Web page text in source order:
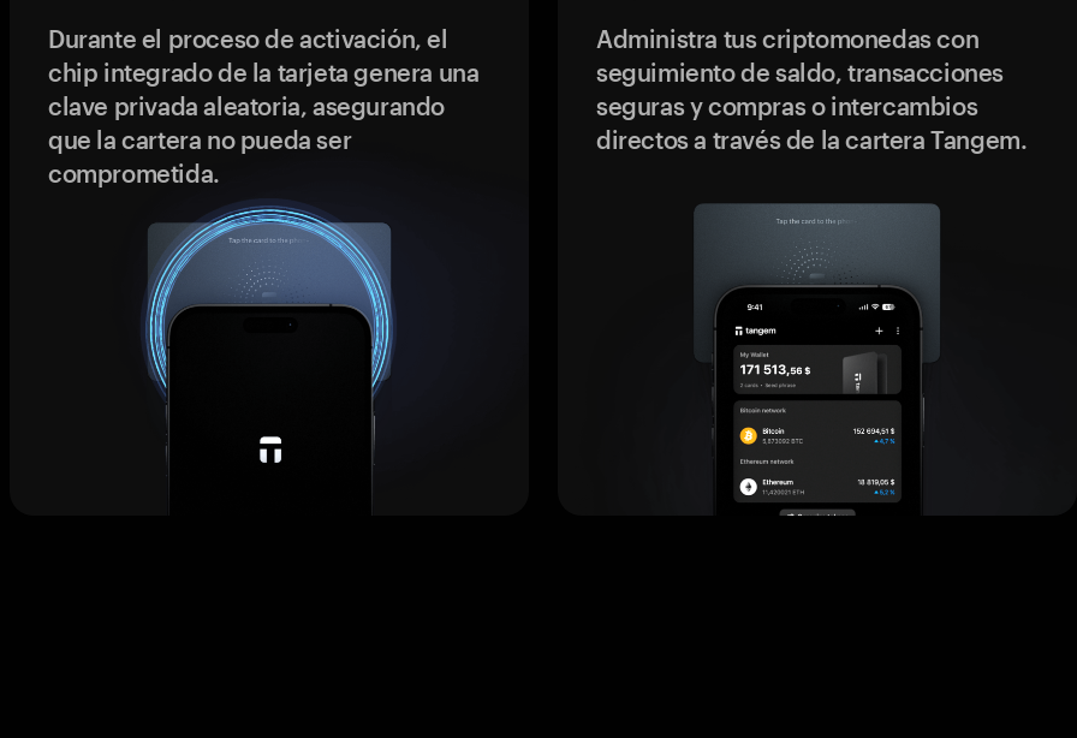
Durante el proceso de activación, el
chip integrado de la tarjeta genera una
clave privada aleatoria, asegurando
que la cartera no pueda ser
comprometida.
Administra tus criptomonedas con
seguimiento de saldo, transacciones
seguras y compras o intercambios
directos a través de la cartera Tangem.